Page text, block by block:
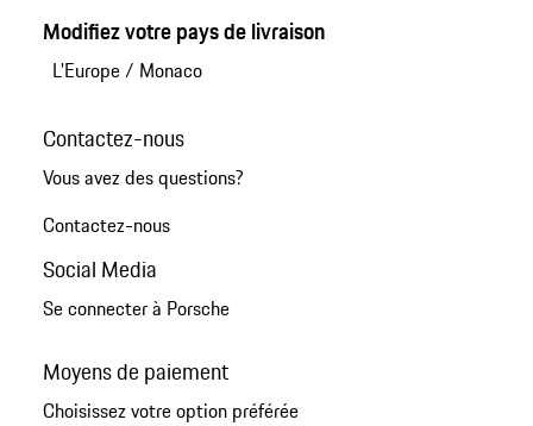
Modifiez votre pays de livraison
L'Europe/ Monaco
Contactez-nous
Vous avez des questions?
Contactez-nous
Social Media
Se connecter à Porsche
Moyens de paiement
Choisissez votre option préférée